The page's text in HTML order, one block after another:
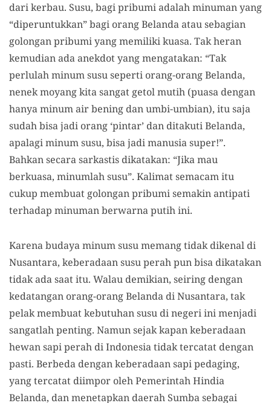
dari kerbau. Susu, bagi pribumi adalah minuman yang
“diperuntukkan” bagi orang Belanda atau sebagian
golongan pribumi yang memiliki kuasa. Tak heran
kemudian ada anekdot yang mengatakan: “Tak
perlulah minum susu seperti orang-orang Belanda,
nenek moyang kita sangat getol mutih (puasa dengan
hanya minum air bening dan umbi-umbian), itu saja
sudah bisa jadi orang ‘pintar’ dan ditakuti Belanda,
apalagi minum susu, bisa jadi manusia super!”.
Bahkan secara sarkastis dikatakan: “Jika mau
berkuasa, minumlah susu”. Kalimat semacam itu
cukup membuat golongan pribumi semakin antipati
terhadap minuman berwarna putih ini.
Karena budaya minum susu memang tidak dikenal di
Nusantara, keberadaan susu perah pun bisa dikatakan
tidak ada saat itu. Walau demikian, seiring dengan
kedatangan orang-orang Belanda di Nusantara, tak
pelak membuat kebutuhan susu di negeri ini menjadi
sangatlah penting. Namun sejak kapan keberadaan
hewan sapi perah di Indonesia tidak tercatat dengan
pasti. Berbeda dengan keberadaan sapi pedaging,
yang tercatat diimpor oleh Pemerintah Hindia
Belanda, dan menetapkan daerah Sumba sebagai